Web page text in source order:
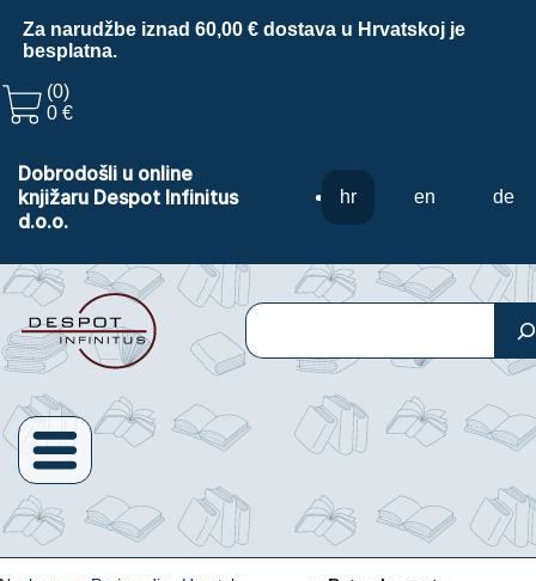
Za narudžbe iznad 60,00 € dostava u Hrvatskoj je
besplatna.
(0)
0 €
Dobrodošli u online
knjižaru Despot Infinitus
d.o.o.
hr en de
Pretraga